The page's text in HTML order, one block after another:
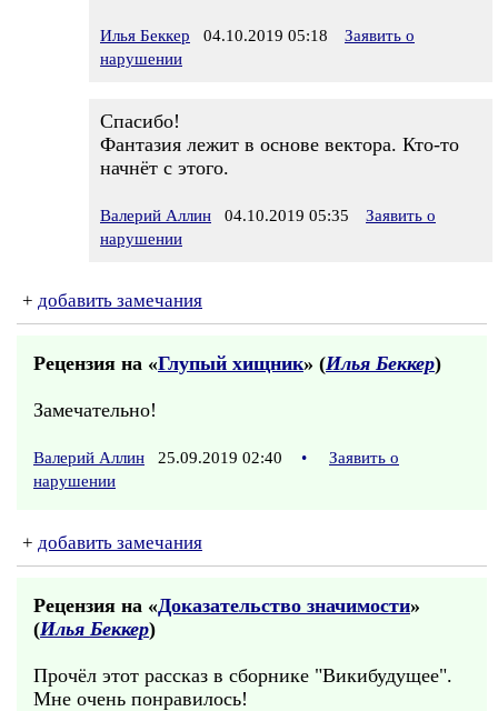
Илья Беккер 04.10.2019 05:18
Заявить о
нарушении
Спасибо!
Фантазия лежит в основе вектора. Кто-то
начнёт с этого.
Валерий Аллин 04.10.2019 05:35
Заявить о
нарушении
+ добавить замечания
Рецензия на «Глупый хищник» (Илья Беккер)
Замечательно!
Валерий Аллин 25.09.2019 02:40 •
Заявить о
нарушении
+ добавить замечания
Рецензия на «Доказательство значимости»
(Илья Беккер)
Прочёл этот рассказ в сборнике "Викибудущее".
Мне очень понравилось!